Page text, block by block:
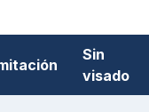
Sin
visado